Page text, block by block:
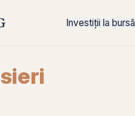
Investiții la bursă